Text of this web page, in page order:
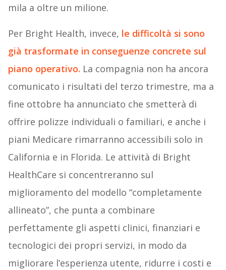
mila a oltre un milione.
Per Bright Health, invece, le difficoltà si sono
già trasformate in conseguenze concrete sul
piano operativo. La compagnia non ha ancora
comunicato i risultati del terzo trimestre, ma a
fine ottobre ha annunciato che smetterà di
offrire polizze individuali o familiari, e anche i
piani Medicare rimarranno accessibili solo in
California e in Florida. Le attività di Bright
HealthCare si concentreranno sul
miglioramento del modello “completamente
allineato”, che punta a combinare
perfettamente gli aspetti clinici, finanziari e
tecnologici dei propri servizi, in modo da
migliorare l’esperienza utente, ridurre i costi e